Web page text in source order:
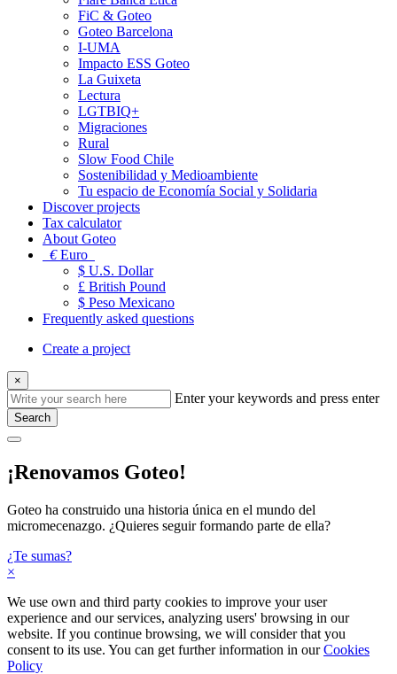
FiC & Goteo
Goteo Barcelona
I-UMA
Impacto ESS Goteo
La Guixeta
Lectura
LGTBIQ+
Migraciones
Rural
Slow Food Chile
Sostenibilidad y Medioambiente
Tu espacio de Economía Social y Solidaria
Discover projects
Tax calculator
About Goteo
€Euro
$ U.S. Dollar
£ British Pound
$ Peso Mexicano
Frequently asked questions
Create a project
×
Enter your keywords and press enter
Search
¡Renovamos Goteo!
Goteo ha construido una historia única en el mundo del
micromecenazgo. ¿Quieres seguir formando parte de ella?
¿Te sumas?
×
We use own and third party cookies to improve your user
experience and our services, analyzing users' browsing in our
website. If you continue browsing, we will consider that you
consent to its use. You can get further information in ourCookies
Policy